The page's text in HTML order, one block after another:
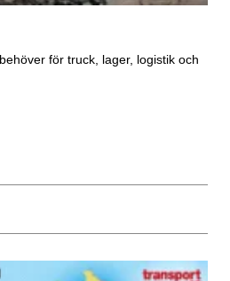
för truck, lager, logistik och